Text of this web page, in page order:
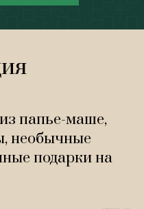
папье-маше,
необычные
подарки на